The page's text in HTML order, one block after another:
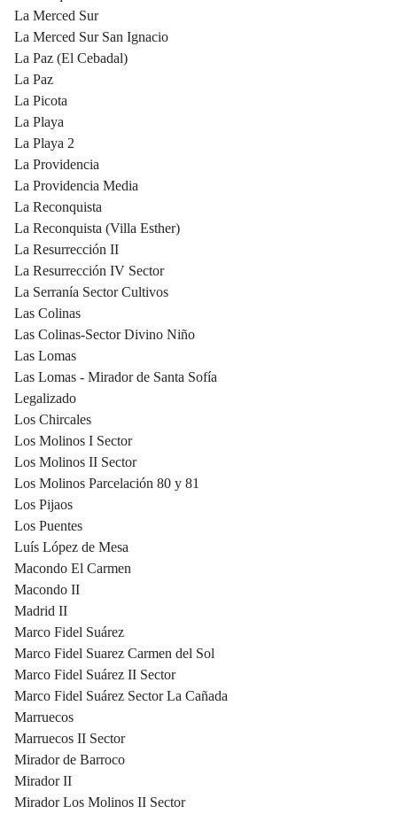
La Merced Sur
La Merced Sur San Ignacio
La Paz (El Cebadal)
La Paz
La Picota
La Playa
La Playa 2
La Providencia
La Providencia Media
La Reconquista
La Reconquista (Villa Esther)
La Resurrección II
La Resurrección IV Sector
La Serranía Sector Cultivos
Las Colinas
Las Colinas-Sector Divino Niño
Las Lomas
Las Lomas - Mirador de Santa Sofía
Legalizado
Los Chircales
Los Molinos I Sector
Los Molinos II Sector
Los Molinos Parcelación 80 y 81
Los Pijaos
Los Puentes
Luís López de Mesa
Macondo El Carmen
Macondo II
Madrid II
Marco Fidel Suárez
Marco Fidel Suarez Carmen del Sol
Marco Fidel Suárez II Sector
Marco Fidel Suárez Sector La Cañada
Marruecos
Marruecos II Sector
Mirador de Barroco
Mirador II
Mirador Los Molinos II Sector